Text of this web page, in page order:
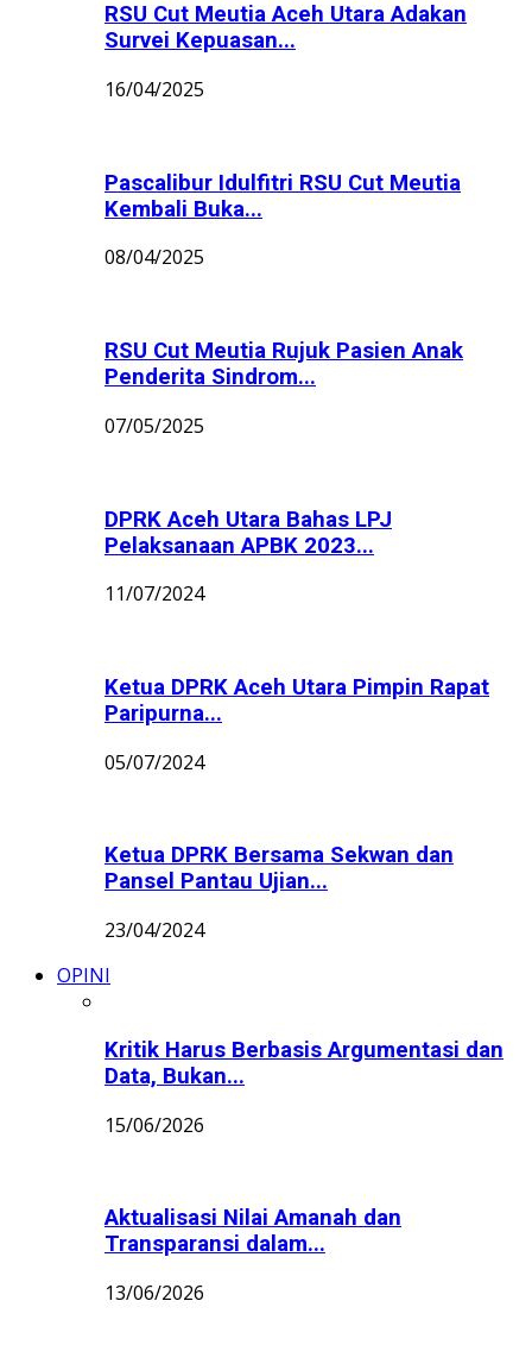
RSU Cut Meutia Aceh Utara Adakan
Survei Kepuasan...
16/04/2025
Pascalibur Idulfitri RSU Cut Meutia
Kembali Buka...
08/04/2025
RSU Cut Meutia Rujuk Pasien Anak
Penderita Sindrom...
07/05/2025
DPRK Aceh Utara Bahas LPJ
Pelaksanaan APBK 2023...
11/07/2024
Ketua DPRK Aceh Utara Pimpin Rapat
Paripurna...
05/07/2024
Ketua DPRK Bersama Sekwan dan
Pansel Pantau Ujian...
23/04/2024
OPINI
Kritik Harus Berbasis Argumentasi dan
Data, Bukan...
15/06/2026
Aktualisasi Nilai Amanah dan
Transparansi dalam...
13/06/2026